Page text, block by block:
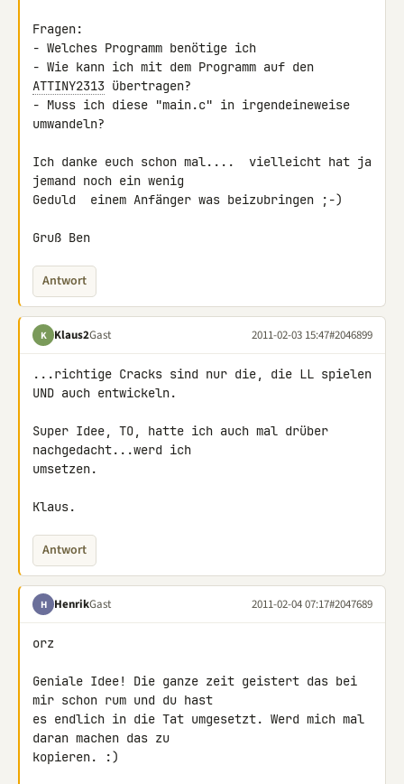
Fragen:
- Welches Programm benötige ich
ATTINY2313 übertragen?
- Muss ich diese "main.c" in irgendeineweise
umwandeln?
Ich danke euch schon mal....  vielleicht hat ja
jemand noch ein wenig
Geduld  einem Anfänger was beizubringen ;-)
Gruß Ben
Antwort
K Klaus2Gast 2011-02-03 15:47#2046899
...richtige Cracks sind nur die, die LL spielen
UND auch entwickeln.
Super Idee, TO, hatte ich auch mal drüber
nachgedacht...werd ich
umsetzen.
Klaus.
Antwort
H HenrikGast 2011-02-04 07:17#2047689
orz
Geniale Idee! Die ganze zeit geistert das bei
mir schon rum und du hast
es endlich in die Tat umgesetzt. Werd mich mal
daran machen das zu
kopieren. :)